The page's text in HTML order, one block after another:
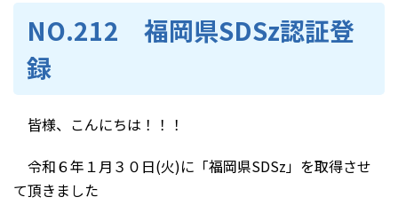
NO.212 福岡県SDSz認証登
録
皆様、こんにちは！！！
令和６年１月３０日(火)に「福岡県SDSz」を取得させ
て頂きました